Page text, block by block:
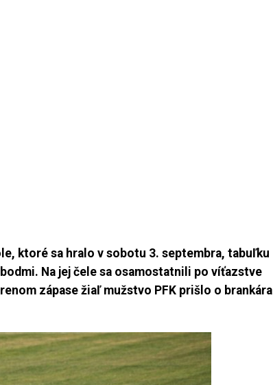
ktoré sa hralo v sobotu 3. septembra, tabuľku
Na jej čele sa osamostatnili po víťazstve
zápase žiaľ mužstvo PFK prišlo o brankára